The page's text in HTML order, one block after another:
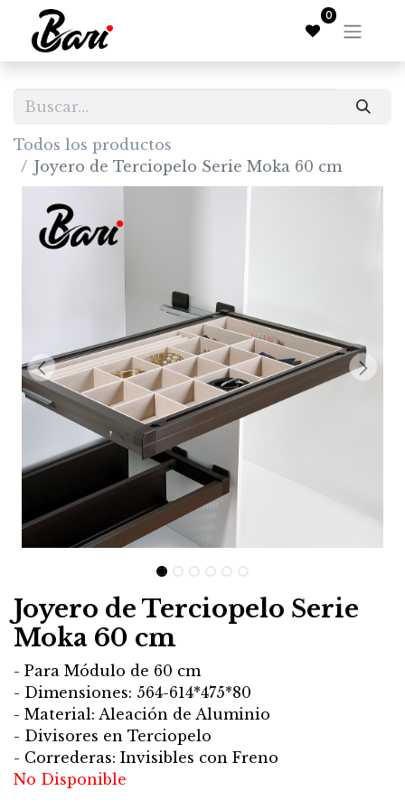
0
Todos los productos
Joyero de Terciopelo Serie Moka 60 cm
Joyero de Terciopelo Serie
Moka 60 cm
- Para Módulo de 60 cm
- Dimensiones: 564-614*475*80
- Material: Aleación de Aluminio
- Divisores en Terciopelo
- Correderas: Invisibles con Freno
No Disponible